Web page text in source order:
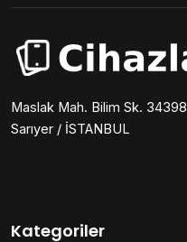
Maslak Mah. Bilim Sk. 34398
Sarıyer / İSTANBUL
Kategoriler